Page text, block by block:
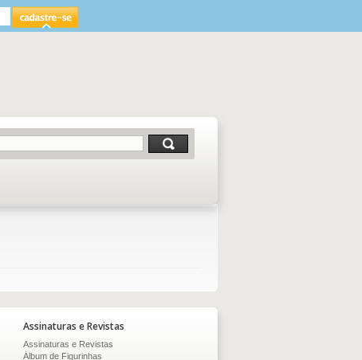
Assinaturas e Revistas
Assinaturas e Revistas
Álbum de Figurinhas